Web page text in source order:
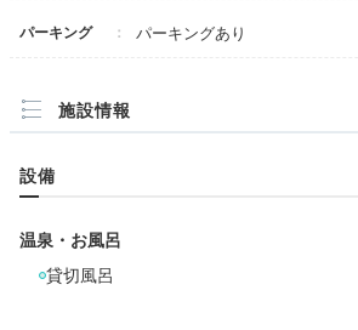
パーキング パーキングあり
施設情報
設備
温泉・お風呂
貸切風呂